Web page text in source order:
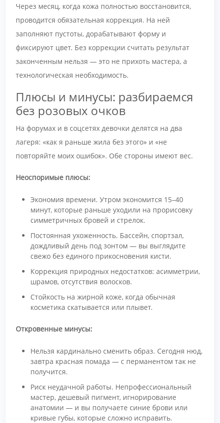
Через месяц, когда кожа полностью восстановится,
проводится обязательная коррекция. На ней
заполняют пустоты, дорабатывают форму и
фиксируют цвет. Без коррекции считать результат
законченным нельзя — это не прихоть мастера, а
технологическая необходимость.
Плюсы и минусы: разбираемся
без розовых очков
На форумах и в соцсетях девочки делятся на два
лагеря: «как я раньше жила без этого» и «не
повторяйте моих ошибок». Обе стороны имеют вес.
Неоспоримые плюсы:
Экономия времени. Утром экономится 15–40
минут, которые раньше уходили на прорисовку
симметричных бровей и стрелок.
Постоянная ухоженность. Бассейн, спортзал,
дождливый день под зонтом — вы выглядите
свежо без единого прикосновения кисти.
Коррекция природных недостатков: асимметрии,
шрамов, отсутствия волосков.
Стойкость на жирной коже, когда обычная
косметика скатывается или плывет.
Откровенные минусы:
Нельзя кардинально сменить образ. Сегодня нюд,
завтра красная помада — с перманентом так не
получится.
Риск неудачной работы. Непрофессиональный
мастер, дешевый пигмент, игнорирование
анатомии — и вы получаете синие брови или
кривые губы, которые сложно исправить.